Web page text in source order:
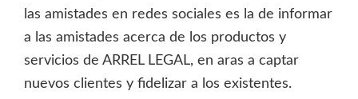
las amistades en redes sociales es la de informar
a las amistades acerca de los productos y
servicios de ARREL LEGAL, en aras a captar
nuevos clientes y fidelizar a los existentes.